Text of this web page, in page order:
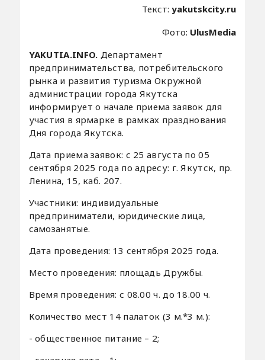
Текст:yakutskcity.ru
Фото: UlusMedia
YAKUTIA.INFO. Департамент
предпринимательства, потребительского
рынка и развития туризма Окружной
администрации города Якутска
информирует о начале приема заявок для
участия в ярмарке в рамках празднования
Дня города Якутска.
Дата приема заявок: с 25 августа по 05
сентября 2025 года по адресу: г. Якутск, пр.
Ленина, 15, каб. 207.
Участники: индивидуальные
предприниматели, юридические лица,
самозанятые.
Дата проведения: 13 сентября 2025 года.
Место проведения: площадь Дружбы.
Время проведения: с 08.00 ч. до 18.00 ч.
Количество мест 14 палаток (3 м.*3 м.):
- общественное питание – 2;